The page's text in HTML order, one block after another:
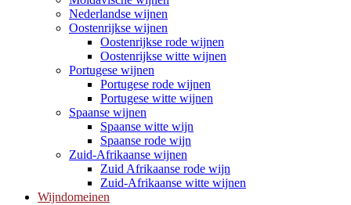
Nederlandse wijnen
Oostenrijkse wijnen
Oostenrijkse rode wijnen
Oostenrijkse witte wijnen
Portugese wijnen
Portugese rode wijnen
Portugese witte wijnen
Spaanse wijnen
Spaanse witte wijn
Spaanse rode wijn
Zuid-Afrikaanse wijnen
Zuid Afrikaanse rode wijn
Zuid-Afrikaanse witte wijnen
Wijndomeinen